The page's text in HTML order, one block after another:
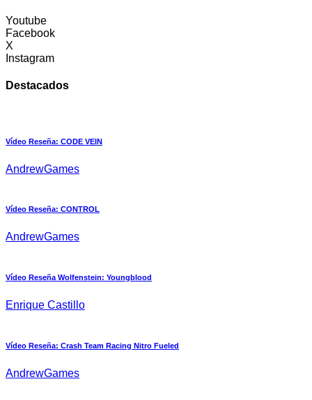
Youtube
Facebook
X
Instagram
Destacados
Vídeo Reseña: CODE VEIN
AndrewGames
Vídeo Reseña: CONTROL
AndrewGames
Vídeo Reseña Wolfenstein: Youngblood
Enrique Castillo
Vídeo Reseña: Crash Team Racing Nitro Fueled
AndrewGames